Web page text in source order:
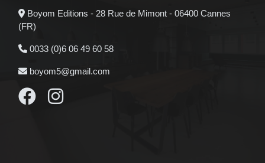
Boyom Editions - 28 Rue de Mimont - 06400 Cannes
(FR)
0033 (0)6 06 49 60 58
boyom5@gmail.com